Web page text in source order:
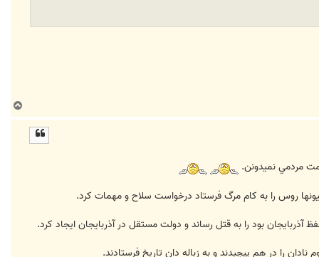
ا
مردمي نميدونن.
روس را به کام مرگ فرستاد درخواست سلاح و مهمات کرد.
بود را به قتل رساند و دولت مستقل در آذربايجان ايجاد کرد.